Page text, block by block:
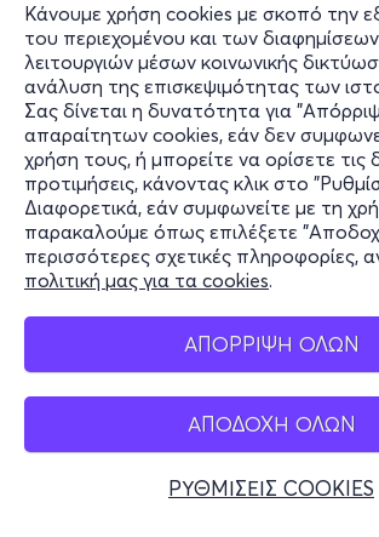
Κάνουμε χρήση cookies με σκοπό την
του περιεχομένου και των
λειτουργιών μέσων κοινωνικής
ανάλυση της επισκεψιμότητας των
Σας δίνεται η δυνατότητα για
απαραίτητων cookies, εάν δεν
χρήση τους, ή μπορείτε να ορίσετε τις
προτιμήσεις, κάνοντας κλικ στο
Διαφορετικά, εάν συμφωνείτε με τη
παρακαλούμε όπως επιλέξετε
περισσότερες σχετικές πληροφορίες,
πολιτική μας για τα cookies.
ΑΠΟΡΡΙΨΗ ΟΛΩΝ
ΑΠΟΔΟΧΗ ΟΛΩΝ
ΡΥΘΜΙΣΕΙΣ COOKIES
Πληροφορίες
Υποστήριξη
Stay Connected
Mobile app